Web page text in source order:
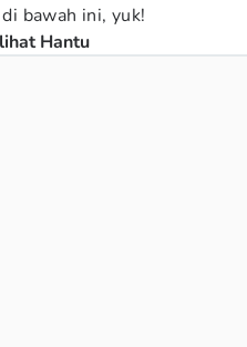
bawah ini, yuk!
Hantu